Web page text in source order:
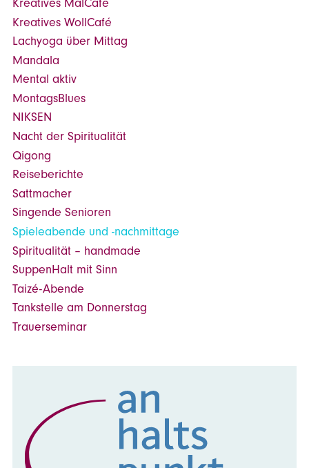
Kreatives MalCafé
Kreatives WollCafé
Lachyoga über Mittag
Mandala
Mental aktiv
MontagsBlues
NIKSEN
Nacht der Spiritualität
Qigong
Reiseberichte
Sattmacher
Singende Senioren
Spieleabende und -nachmittage
Spiritualität – handmade
SuppenHalt mit Sinn
Taizé-Abende
Tankstelle am Donnerstag
Trauerseminar